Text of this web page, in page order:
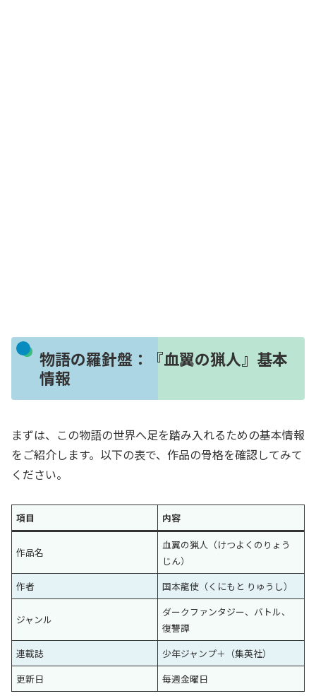
物語の羅針盤：『血翼の猟人』基本
情報
まずは、この物語の世界へ足を踏み入れるための基本情報
をご紹介します。以下の表で、作品の骨格を確認してみて
ください。
項目 内容
作品名
血翼の猟人（けつよくのりょう
じん）
作者
国本龍使（くにもと りゅうし）
ジャンル
ダークファンタジー、バトル、
復讐譚
連載誌
少年ジャンプ＋（集英社）
更新日
毎週金曜日